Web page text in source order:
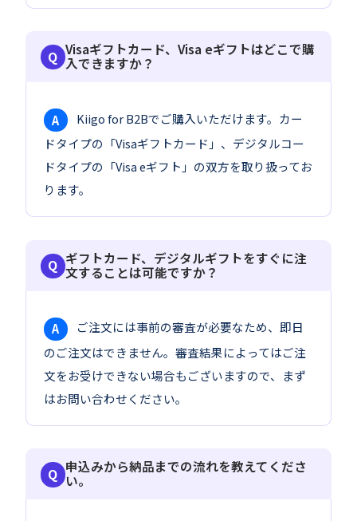
Visaギフトカード、Visa eギフトはどこで購
入できますか？
A
Kiigo for B2Bでご購入いただけます。カー
ドタイプの「Visaギフトカード」、デジタルコー
ドタイプの「Visa eギフト」の双方を取り扱ってお
ります。
ギフトカード、デジタルギフトをすぐに注
文することは可能ですか？
A
ご注文には事前の審査が必要なため、即日
のご注文はできません。審査結果によってはご注
文をお受けできない場合もございますので、まず
はお問い合わせください。
申込みから納品までの流れを教えてくださ
い。